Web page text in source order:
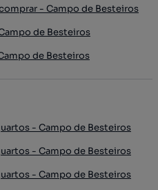
- Campo de Besteiros
de Besteiros
de Besteiros
- Campo de Besteiros
- Campo de Besteiros
- Campo de Besteiros